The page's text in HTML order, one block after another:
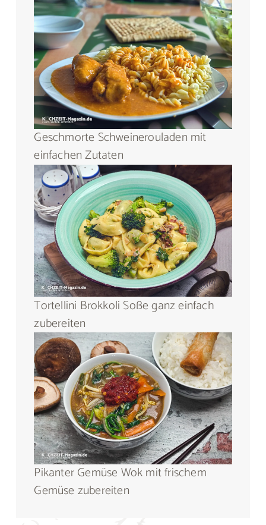
Geschmorte Schweinerouladen mit
einfachen Zutaten
Tortellini Brokkoli Soße ganz einfach
zubereiten
Pikanter Gemüse Wok mit frischem
Gemüse zubereiten